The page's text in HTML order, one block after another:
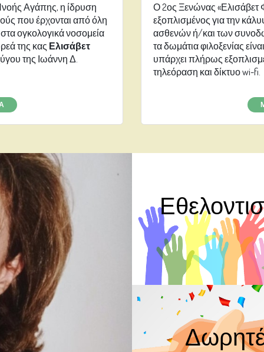
Αγάπης, η ίδρυση
που έρχονται από όλη
ογκολογικά νοσομεία
της κας Ελισάβετ
της Ιωάννη Δ.
Ο 2ος Ξενώνας «Ελισάβετ
εξοπλισμένος για την
ασθενών ή/και των
τα δωμάτια φιλοξενίας
υπάρχει πλήρως
τηλεόραση και δίκτυο wi-fi.